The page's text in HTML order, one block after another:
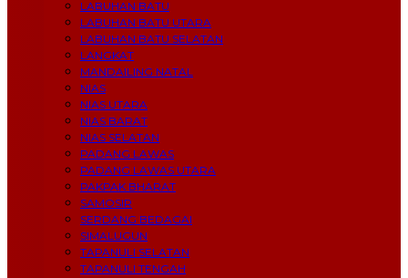
LABUHAN BATU
LABUHAN BATU UTARA
LABUHAN BATU SELATAN
LANGKAT
MANDAILING NATAL
NIAS
NIAS UTARA
NIAS BARAT
NIAS SELATAN
PADANG LAWAS
PADANG LAWAS UTARA
PAKPAK BHARAT
SAMOSIR
SERDANG BEDAGAI
SIMALUGUN
TAPANULI SELATAN
TAPANULI TENGAH